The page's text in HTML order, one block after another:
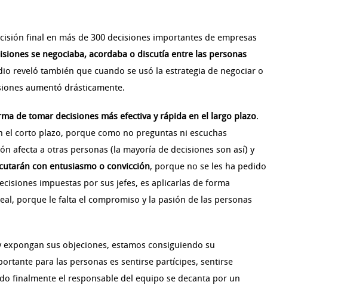
final en más de 300 decisiones importantes de empresas
se negociaba, acordaba o discutía entre las personas
reveló también que cuando se usó la estrategia de negociar o
aumentó drásticamente.
de tomar decisiones más efectiva y rápida en el largo plazo.
corto plazo, porque como no preguntas ni escuchas
afecta a otras personas (la mayoría de decisiones son así) y
con entusiasmo o convicción, porque no se les ha pedido
impuestas por sus jefes, es aplicarlas de forma
porque le falta el compromiso y la pasión de las personas
sus objeciones, estamos consiguiendo su
para las personas es sentirse partícipes, sentirse
finalmente el responsable del equipo se decanta por un